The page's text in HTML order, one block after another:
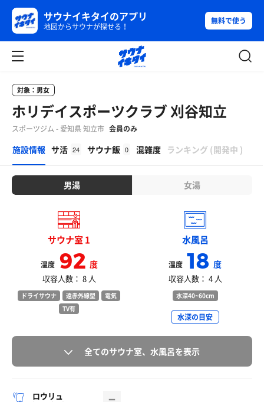
サウナイキタイのアプリ
地図からサウナが探せる！
無料で使う
対象：男女
ホリデイスポーツクラブ 刈谷知立
スポーツジム - 愛知県 知立市 会員のみ
施設情報 サ活 24 サウナ飯 0 混雑度 ランキング (開発中 )
男湯 女湯
サウナ室 1
温度92度
収容人数： 8 人
ドライサウナ 遠赤外線型
電気
TV有
水風呂
温度 18度
収容人数： 4 人
水深40~60cm
水深の目安
全てのサウナ室、水風呂を表示
ロウリュ